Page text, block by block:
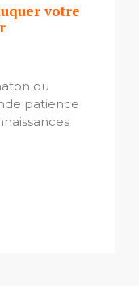
votre
ou
patience